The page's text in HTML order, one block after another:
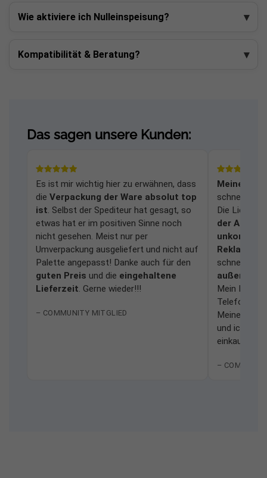
Wie aktiviere ich Nulleinspeisung?
Kompatibilität & Beratung?
Das sagen unsere Kunden:
Es ist mir wichtig hier zu erwähnen, dass
die Verpackung der Ware absolut top
ist. Selbst der Spediteur hat gesagt, so
etwas hat er im positiven Sinne noch
nicht gesehen. Meist nur per
Umverpackung ausgeliefert und nicht auf
Palette angepasst! Danke auch für den
guten Preis und die eingehaltene
Lieferzeit. Gerne wieder!!!
– COMMUNITY MITGLIED
Meine
schnell und
Die
der Anlage
schnell
Mein Dank
Meine
und ich
einkaufen.
–